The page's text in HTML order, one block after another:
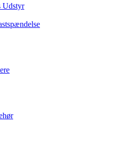
Udstyr